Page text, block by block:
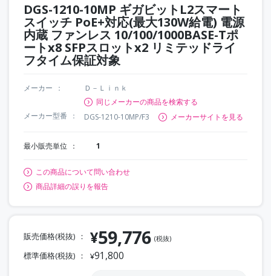
DGS-1210-10MP ギガビットL2スマート
スイッチ PoE+対応(最大130W給電) 電源
内蔵 ファンレス 10/100/1000BASE-Tポ
ートx8 SFPスロットx2 リミテッドライ
フタイム保証対象
メーカー
Ｄ－Ｌｉｎｋ
同じメーカーの商品を検索する
メーカー型番
DGS-1210-10MP/F3 メーカーサイトを見る
最小販売単位 1
この商品について問い合わせ
商品詳細の誤りを報告
販売価格(税抜) ¥59,776 (税抜)
標準価格(税抜) ¥91,800